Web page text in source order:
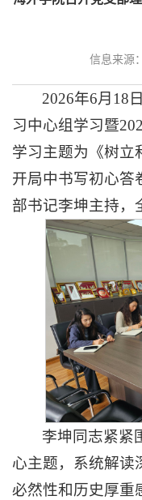
信息来源：
2026年6月18
习中心组学习暨
学习主题为《树立
开局中书写初心答
部书记李坤主持，
李坤同志紧紧
心主题，系统解读
必然性和历史厚重